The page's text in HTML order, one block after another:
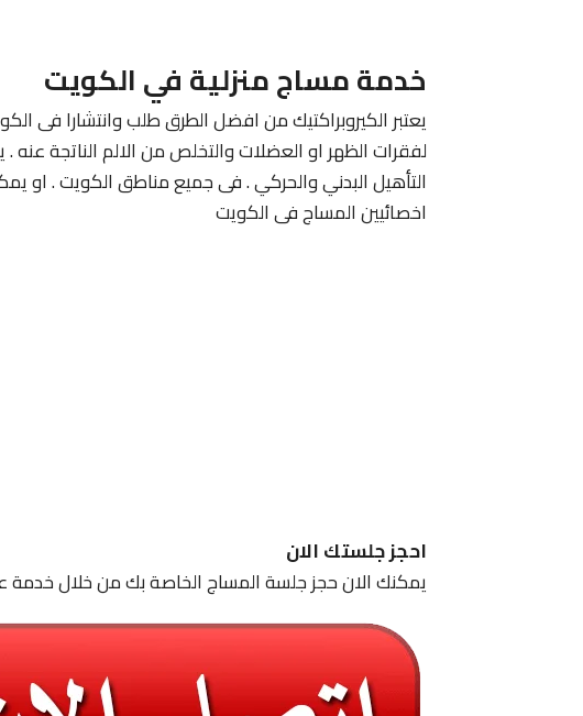
خدمة مساج منزلية في الكويت
يعتبر الكيروبراكتيك من افضل الطرق طلب وانتشارا فى
لفقرات الظهر او العضلات والتخلص من الالم الناتجة
التأهيل البدني والحركي . فى جميع مناطق الكويت . او
اخصائيين المساج فى الكويت
احجز جلستك الان
يمكنك الان حجز جلسة المساج الخاصة بك من خلال خدمة